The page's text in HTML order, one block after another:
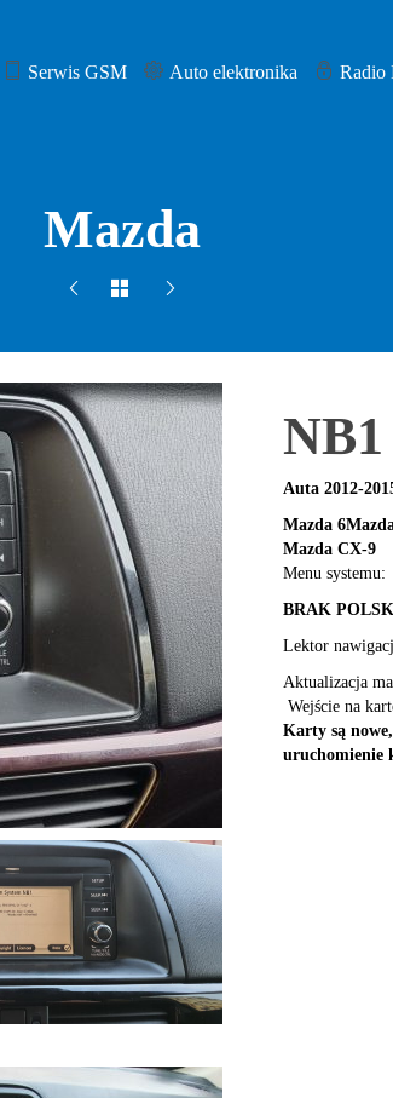
Serwis GSM Auto elektronika Radio
Mazda
Auta 2012-
Mazda
Mazda CX-9
Menu systemu:
BRAK
Lektor
Aktualizacja
Wejście na
Karty są
uruchomienie